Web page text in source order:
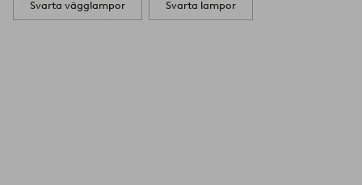
Svarta vägglampor Svarta lampor